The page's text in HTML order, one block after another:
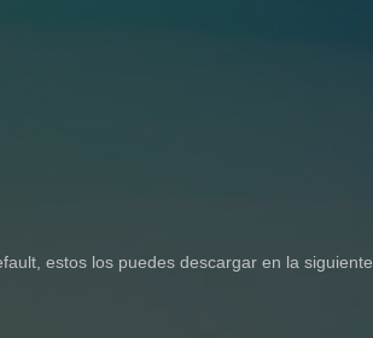
estos los puedes descargar en la siguiente